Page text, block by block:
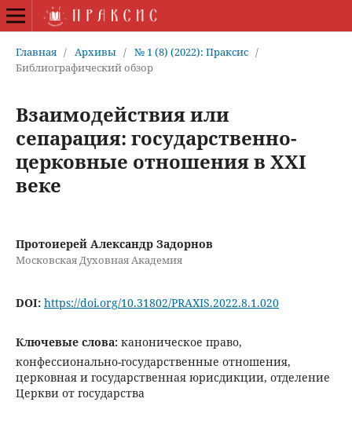
Главная / Архивы / № 1 (8) (2022): Праксис /
Библиографический обзор
Взаимодействия или
сепарация: государственно-
церковные отношения в XXI
веке
Протоиерей Александр Задорнов
Московская Духовная Академия
DOI: https://doi.org/10.31802/PRAXIS.2022.8.1.020
Ключевые слова: каноническое право,
конфессионально-государственные отношения,
церковная и государственная юрисдикции, отделение
Церкви от государства